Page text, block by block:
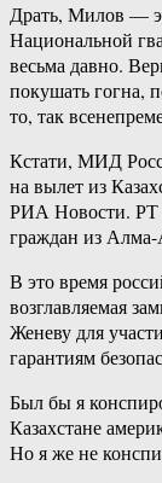
Драть, Милов —
Национальной
весьма давно.
покушать гогна,
то, так
Кстати, МИД
на вылет из
РИА Новости. РТ
граждан из
В это время
возглавляемая
Женеву для
гарантиям
Был бы я
Казахстане
Но я же не